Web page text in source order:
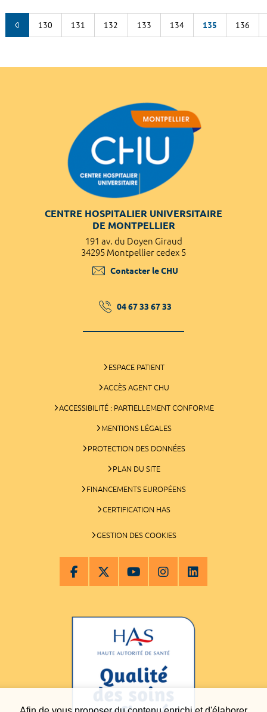
130 131 132 133 134 135 136
CENTRE HOSPITALIER UNIVERSITAIRE
DE MONTPELLIER
191 av. du Doyen Giraud
34295 Montpellier cedex 5
Contacter le CHU
04 67 33 67 33
ESPACE PATIENT
ACCÈS AGENT CHU
ACCESSIBILITÉ : PARTIELLEMENT CONFORME
MENTIONS LÉGALES
PROTECTION DES DONNÉES
PLAN DU SITE
FINANCEMENTS EUROPÉENS
CERTIFICATION HAS
GESTION DES COOKIES